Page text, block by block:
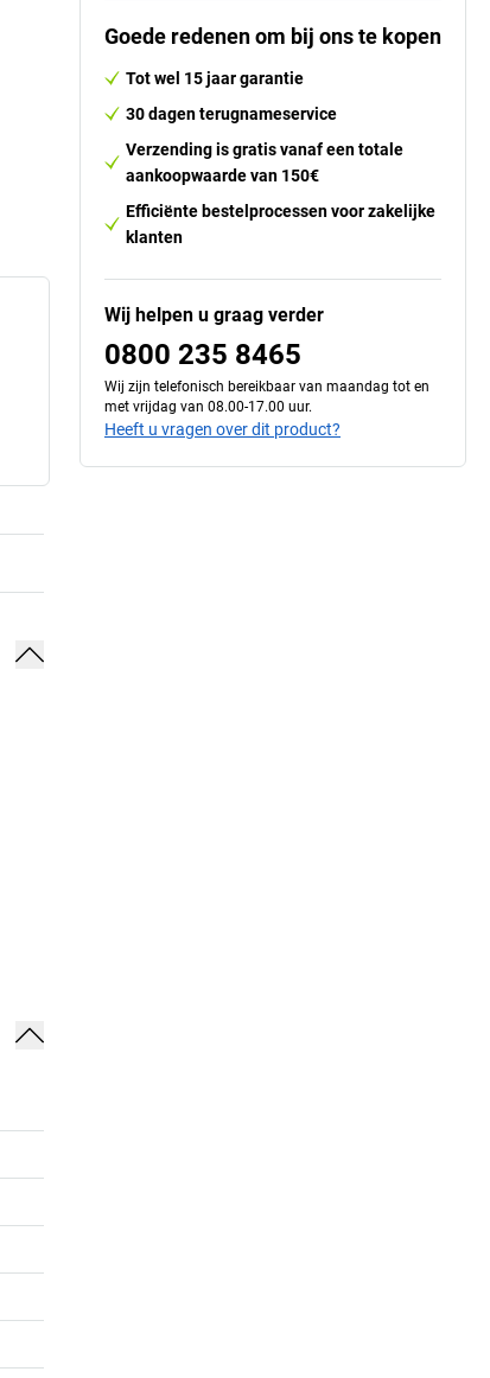
Goede redenen om bij ons te kopen
Tot wel 15 jaar garantie
30 dagen terugnameservice
Verzending is gratis vanaf een totale
aankoopwaarde van 150€
Efficiënte bestelprocessen voor zakelijke
klanten
Wij helpen u graag verder
0800 235 8465
Wij zijn telefonisch bereikbaar van maandag tot en
met vrijdag van 08.00-17.00 uur.
Heeft u vragen over dit product?